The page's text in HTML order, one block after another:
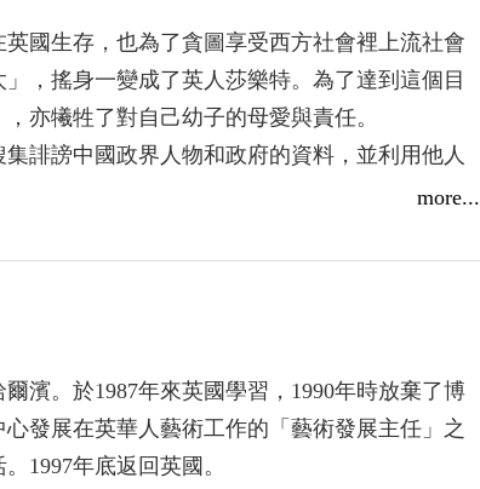
國生存，也為了貪圖享受西方社會裡上流社會
，搖身一變成了英人莎樂特。為了達到這個目
亦犧牲了對自己幼子的母愛與責任。
誹謗中國政界人物和政府的資料，並利用他人
在英國教育界的地位、在出版界的關係和社交
能得到時代的奚落和西方人的唾棄。
情，最後只能成了失魂落魄的「空殼」，眾人
more...
濱。於1987年來英國學習，1990年時放棄了博
發展在英華人藝術工作的「藝術發展主任」之
1997年底返回英國。